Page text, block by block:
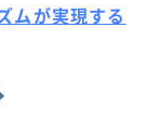
ムが実現する